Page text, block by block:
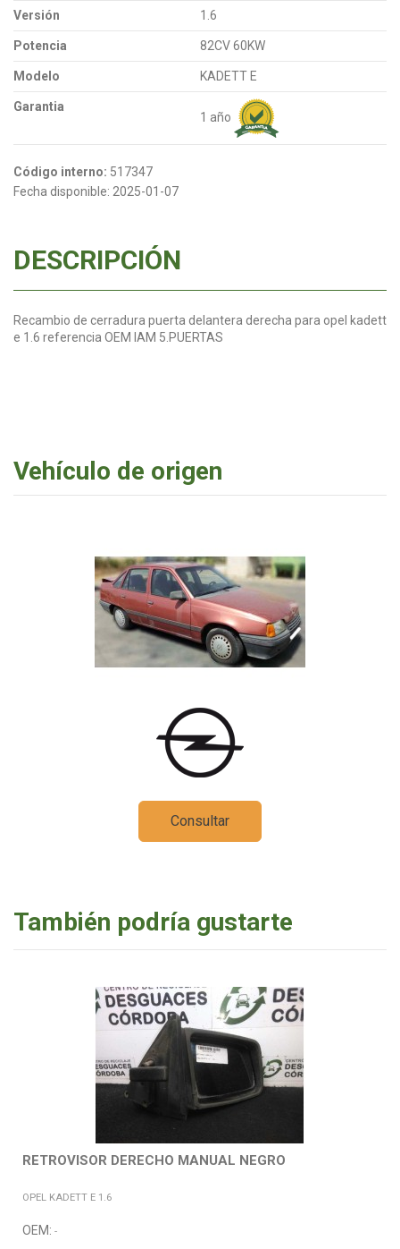
Versión 1.6
Potencia 82CV 60KW
Modelo KADETT E
Garantia
1 año
Código interno: 517347
Fecha disponible: 2025-01-07
DESCRIPCIÓN
Recambio de cerradura puerta delantera derecha para opel kadett
e 1.6 referencia OEM IAM 5.PUERTAS
Vehículo de origen
Consultar
También podría gustarte
RETROVISOR DERECHO MANUAL NEGRO
OPEL KADETT E 1.6
OEM: -